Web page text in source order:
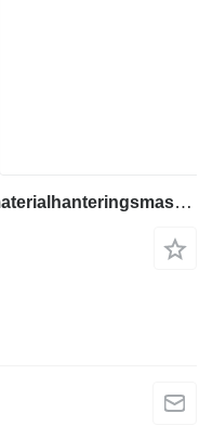
Danfoss 237481 styrenhet till materialhanteringsmaskin